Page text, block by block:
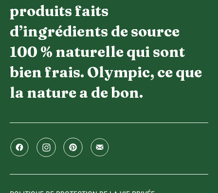
produits faits
d’ingrédients de source
100 % naturelle qui sont
bien frais. Olympic, ce que
la nature a de bon.